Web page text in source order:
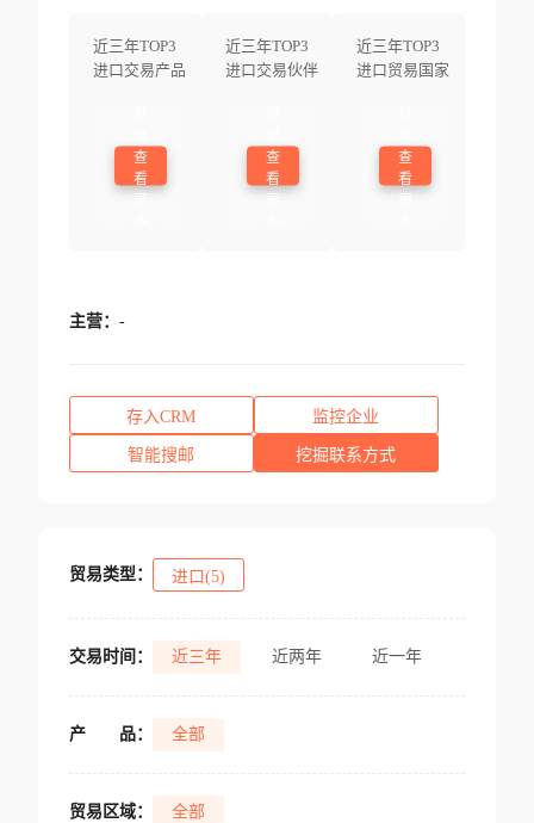
近三年TOP3
进口交易产品
查
看
近三年TOP3
进口交易伙伴
查
看
近三年TOP3
进口贸易国家
查
看
主营： -
存入CRM 监控企业
智能搜邮 挖掘联系方式
贸易类型： 进口(5)
交易时间： 近三年 近两年 近一年
产 品： 全部
贸易区域： 全部